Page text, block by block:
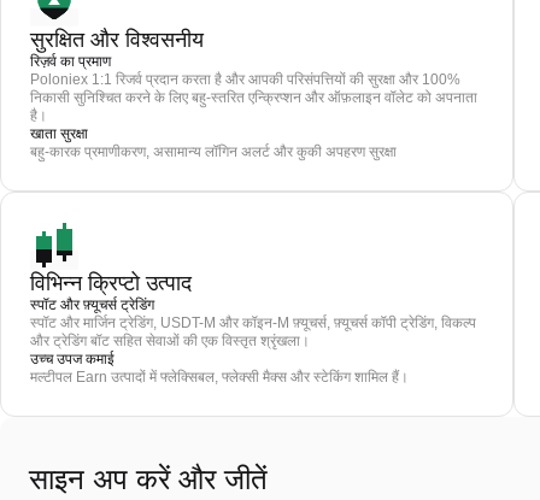
सुरक्षित और विश्वसनीय
रिज़र्व का प्रमाण
Poloniex 1:1 रिजर्व प्रदान करता है और आपकी परिसंपत्तियों की सुरक्षा और 100%
निकासी सुनिश्चित करने के लिए बहु-स्तरित एन्क्रिप्शन और ऑफ़लाइन वॉलेट को अपनाता
है।
खाता सुरक्षा
बहु-कारक प्रमाणीकरण, असामान्य लॉगिन अलर्ट और कुकी अपहरण सुरक्षा
विभिन्न क्रिप्टो उत्पाद
स्पॉट और फ़्यूचर्स ट्रेडिंग
स्पॉट और मार्जिन ट्रेडिंग, USDT-M और कॉइन-M फ़्यूचर्स, फ़्यूचर्स कॉपी ट्रेडिंग, विकल्प
और ट्रेडिंग बॉट सहित सेवाओं की एक विस्तृत श्रृंखला।
उच्च उपज कमाई
मल्टीपल Earn उत्पादों में फ्लेक्सिबल, फ्लेक्सी मैक्स और स्टेकिंग शामिल हैं।
साइन अप करें और जीतें